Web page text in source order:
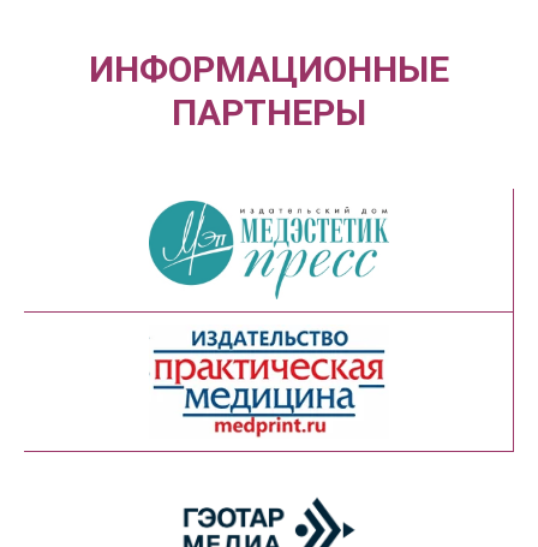
д.10, 1 подъезд, 13 этаж, офис
1321/1
Пн–Пт 09:30–18:00
ИНФОРМАЦИОННЫЕ
ПАРТНЕРЫ